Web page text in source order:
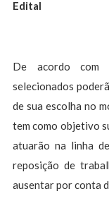
Edital
De acordo com
selecionados
de sua escolha no
tem como objetivo
atuarão na linha
reposição de
ausentar por conta